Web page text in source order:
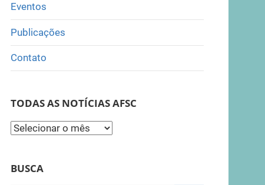
Eventos
Publicações
Contato
TODAS AS NOTÍCIAS AFSC
Todas
BUSCA